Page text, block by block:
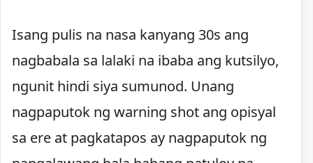
Isang pulis na nasa kanyang 30s ang
nagbabala sa lalaki na ibaba ang kutsilyo,
ngunit hindi siya sumunod. Unang
nagpaputok ng warning shot ang opisyal
sa ere at pagkatapos ay nagpaputok ng